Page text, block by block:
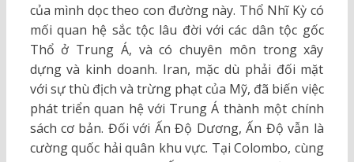
của mình dọc theo con đường này. Thổ Nhĩ Kỳ có
mối quan hệ sắc tộc lâu đời với các dân tộc gốc
Thổ ở Trung Á, và có chuyên môn trong xây
dựng và kinh doanh. Iran, mặc dù phải đối mặt
với sự thù địch và trừng phạt của Mỹ, đã biến việc
phát triển quan hệ với Trung Á thành một chính
sách cơ bản. Đối với Ấn Độ Dương, Ấn Độ vẫn là
cường quốc hải quân khu vực. Tại Colombo, cùng